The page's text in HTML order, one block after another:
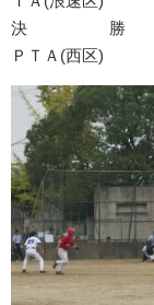
決 勝 伝法小
ＰＴＡ(西区)